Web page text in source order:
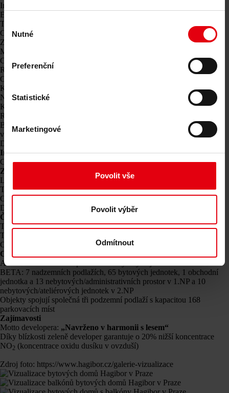
Výběr
souhlasu
Nutné
Preferenční
Statistické
Marketingové
Povolit vše
Povolit výběr
Odmítnout
Integrované poradenství
ESG a taxonomie EU – poradenství pro udržitelný rozvoj budov
Technické due diligence
Certifikace budov
Znalecké posudky
Monitorování a kontrola staveb
CDE platformy
Reference
O nás
Kariéra
Novinky & Události
Kontakty
Reference
Bytové domy Hagibor, Praha
všechny reference
Detaily projektu
Investor:
Crestyl real estate s.r.o.
Základní údaje
Lokalita: Praha 10 – Strašnice
Typ budovy: Bytové domy – objekty ALFA, BETA
Okolí: v blízkosti domů cca 350 000 m² zelených ploch v okolí
Doba trvání projektu: 11/2019 – 12/2022
Činnosti DELTA
Technický dozor investora
TZB včetně stavby
Cost management/Řízení a kontrola nákladů projektu
Charakteristika bytových domů:
ALFA: 11 nadzemních podlaží a 84 bytových jednotek
BETA: 7 nadzemních podlažích, 65 bytových jednotek, 1 obchodní
jednotka a 13 nebytových/administrativních prostor v 1.NP a 10
nebytových/ateliérových jednotek v 2.NP
Objekty spojují společná tři podzemní podlaží s kapacitou 168
parkovacích míst
Zajímavosti
Motto developera: „Navrženo v harmonii s lesem“
Díky blízkosti zeleně developer garantuje o 20% nižší koncentrace
NO2 (koncentrace oxidu dusíku v ovzduší)
Zdroj foto: https://www.hagibor.cz/galerie-vizualizace